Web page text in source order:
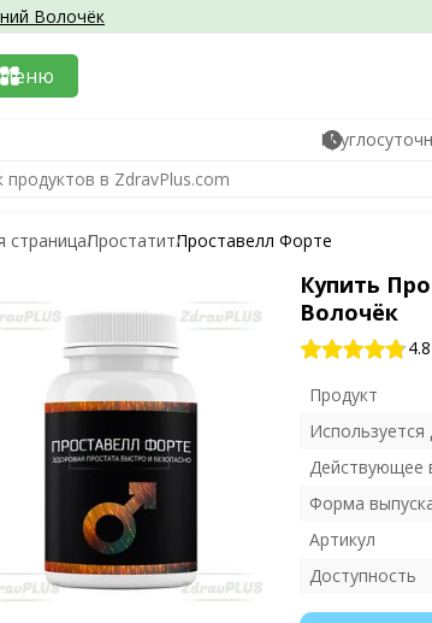
Волочёк
страницаПростатитПроставелл Форте
Купить
Волочёк
4.8
Продукт
Используется
Действующее
Форма
Артикул
Доступность